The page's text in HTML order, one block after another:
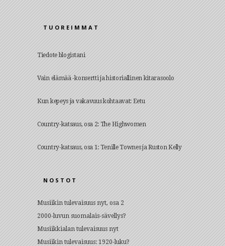
TUOREIMMAT
Tiedote blogistani
Vain elämää -konsertti ja historiallinen kitarasoolo
Kun kepeys ja vakavuus kohtaavat: Eetu
Country-katsaus, osa 2: The Highwomen
Country-katsaus, osa 1: Tenille Townes ja Ruston Kelly
NOSTOT
Musiikin tulevaisuus nyt, osa 2
2000-luvun suomalais-sävellys?
Musiikkialan tulevaisuus nyt
Musiikin tulevaisuus: 1920-luku?